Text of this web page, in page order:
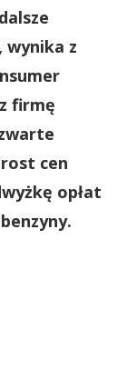
wynika z
firmę
cen
opłat